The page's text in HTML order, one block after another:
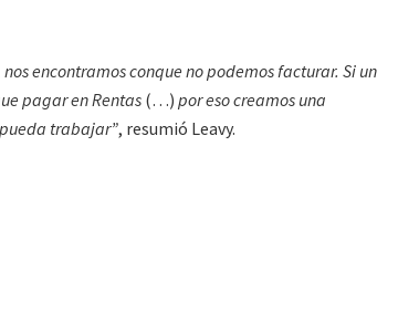
encontramos conque no podemos facturar. Si un
pagar en Rentas (…) por eso creamos una
trabajar”, resumió Leavy.